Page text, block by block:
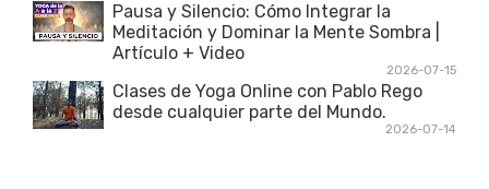
Pausa y Silencio: Cómo Integrar la
Meditación y Dominar la Mente Sombra |
Artículo + Video
2026-07-15
Clases de Yoga Online con Pablo Rego
desde cualquier parte del Mundo.
2026-07-14